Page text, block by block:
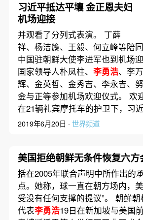
习近平抵达平壤 金正恩夫妇
机场迎接
并观看了分列式表演。 丁薛
祥、杨洁篪、王毅、何立峰等陪
中国驻朝鲜大使李进军也到机场
国家领导人朴凤柱、 李勇浩、李
辉、金英哲、金秀吉、李永吉、
金与正等参加机场欢迎仪式。 欢
在21辆礼宾摩托车的护卫下，
2019年6月20日 · 世界频道
美国拒绝朝鲜无条件恢复六方
括在2005年联合声明中所作出的
点。她称，球一直在朝方场内，
受没有任何支撑的提议”。 朝鲜
代表李勇浩19日在新加坡与美国